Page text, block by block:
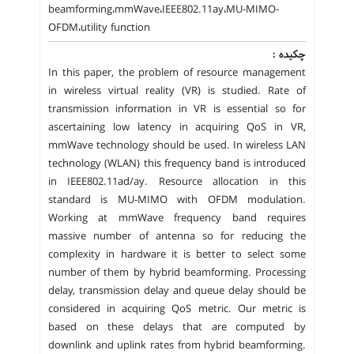
beamforming،mmWave،IEEE802.11ay،MU-MIMO-
OFDM،utility function
چکیده :
In this paper, the problem of resource management
in wireless virtual reality (VR) is studied. Rate of
transmission information in VR is essential so for
ascertaining low latency in acquiring QoS in VR,
mmWave technology should be used. In wireless LAN
technology (WLAN) this frequency band is introduced
in IEEE802.11ad/ay. Resource allocation in this
standard is MU-MIMO with OFDM modulation.
Working at mmWave frequency band requires
massive number of antenna so for reducing the
complexity in hardware it is better to select some
number of them by hybrid beamforming. Processing
delay, transmission delay and queue delay should be
considered in acquiring QoS metric. Our metric is
based on these delays that are computed by
downlink and uplink rates from hybrid beamforming.